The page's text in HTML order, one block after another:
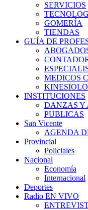
SERVICIOS
GOMERÍA
TIENDAS
GUÍA DE
MEDICOS
INSTITUCIONES
DANZAS Y
PUBLICAS
San Vicente
AGENDA
Provincial
Policiales
Nacional
Economía
Internacional
Deportes
Radio EN VIVO